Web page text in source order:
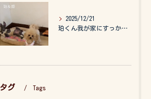
2025/12/21
珀くん我が家にすっかりなれて、キッズのお世話もしてくれて、今...
タグ Tags